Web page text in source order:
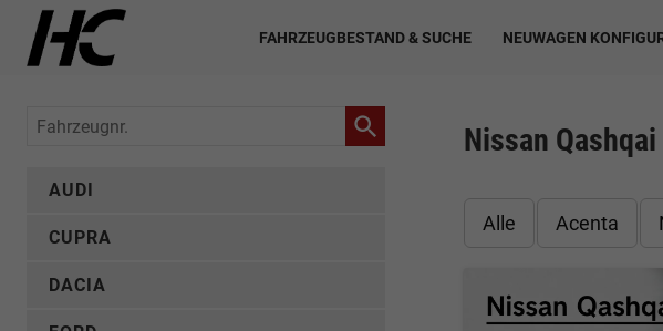
FAHRZEUGBESTAND & SUCHE NEUWAGEN
Nissan Qashqai
Alle Acenta
Fahrzeugnr.
AUDI
CUPRA
DACIA